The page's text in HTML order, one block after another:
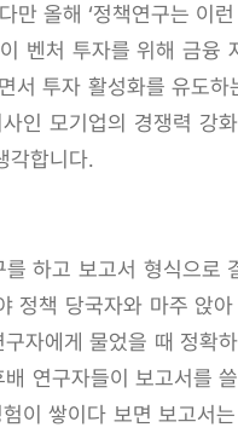
올해 ‘정책연구는 이
벤처 투자를 위해 금융
투자 활성화를 유도
인 모기업의 경쟁력 강
각합니다.
하고 보고서 형식으로
정책 당국자와 마주 앉
자에게 물었을 때 정확
연구자들이 보고서를
이 쌓이다 보면 보고서